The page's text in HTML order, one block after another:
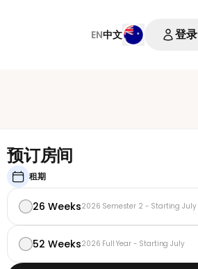
EN中文 登录
预订房间
租期
26 Weeks2026 Semester 2 - Starting July
52 Weeks2026 Full Year - Starting July